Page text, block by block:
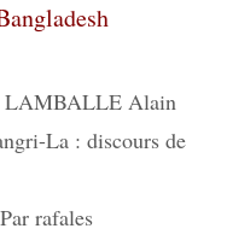
LAMBALLE Alain
La : discours de
rafales